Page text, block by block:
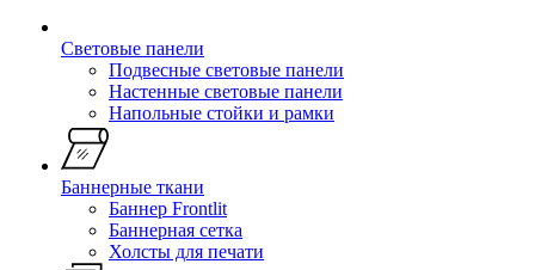
Световые панели
Подвесные световые панели
Настенные световые панели
Напольные стойки и рамки
Баннерные ткани
Баннер Frontlit
Баннерная сетка
Холсты для печати